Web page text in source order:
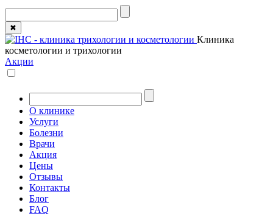
✖
Клиника
косметологии и трихологии
Акции
О клинике
Услуги
Болезни
Врачи
Акция
Цены
Отзывы
Контакты
Блог
FAQ